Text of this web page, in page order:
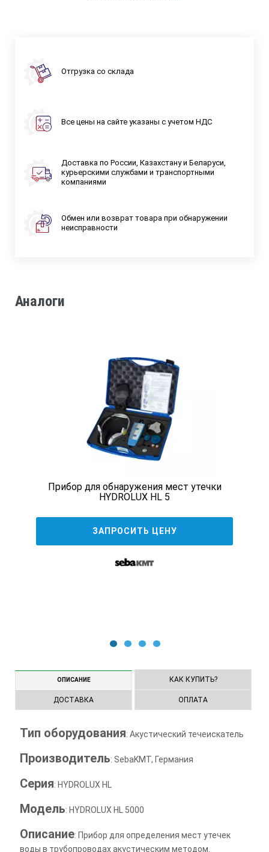
Отгрузка со склада
Все цены на сайте указаны с учетом НДС
Доставка по России, Казахстану и Беларуси,
курьерскими службами и транспортными
компаниями
Обмен или возврат товара при обнаружении
неисправности
Аналоги
Прибор для обнаружения мест утечки
HYDROLUX HL 5
ЗАПРОСИТЬ ЦЕНУ
ОПИСАНИЕ КАК КУПИТЬ?
ДОСТАВКА ОПЛАТА
Тип оборудования: Акустический течеискатель
Производитель: SebaKMT, Германия
Серия: HYDROLUX HL
Модель: HYDROLUX HL 5000
Описание: Прибор для определения мест утечек
воды в трубопроводах акустическим методом.